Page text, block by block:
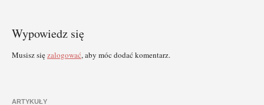
Wypowiedz się
Musisz sięzalogować, aby móc dodać komentarz.
ARTYKUŁY